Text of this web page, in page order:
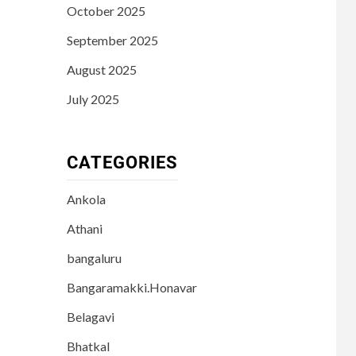
October 2025
September 2025
August 2025
July 2025
CATEGORIES
Ankola
Athani
bangaluru
Bangaramakki.Honavar
Belagavi
Bhatkal